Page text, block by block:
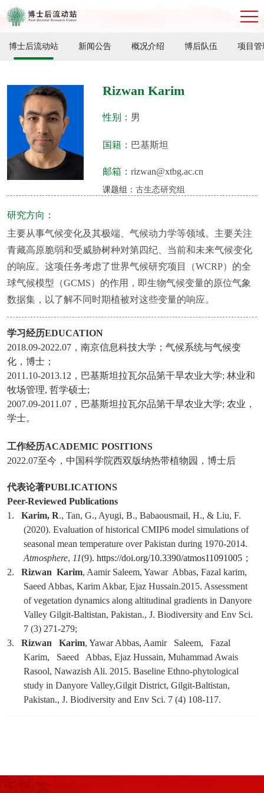
博士后流动站 新闻公告 概况介绍 博后队伍 项目管
Rizwan Karim
性别： 男
国籍： 巴基斯坦
邮箱： rizwan@xtbg.ac.cn
课题组： 古生态研究组
研究方向：
主要从事气候变化及其极端、气候动力学等领域。主要关注
青藏高原脆弱和受威胁树种对第四纪、当前和未来气候变化
的响应。这项任务考虑了世界气候研究项目（WCRP）的全
球气候模型（GCMS）的作用，即生物气候变量的原位气象
数据集，以了解不同时期植被对这些变量的响应。
学习经历EDUCATION
2018.09-2022.07 ，南京信息科技大学；气候系统与气候变
化，博士；
2011.10-2013.12 ，巴基斯坦拉瓦尔品第干旱农业大学; 林业和
牧场管理, 哲学硕士;
2007.09-2011.07 ，巴基斯坦拉瓦尔品第干旱农业大学; 农业，
学士。
工作经历ACADEMIC POSITIONS
2022.07至今，中国科学院西双版纳热带植物园，博士后
代表论著PUBLICATIONS
Peer-Reviewed Publications
1.
Karim, R., Tan, G., Ayugi, B., Babaousmail, H., & Liu, F.
(2020). Evaluation of historical CMIP6 model simulations of
seasonal mean temperature over Pakistan during 1970-2014.
Atmosphere, 11(9). https://doi.org/10.3390/atmos11091005 ；
2.
Rizwan Karim, Aamir Saleem, Yawar Abbas, Fazal karim,
Saeed Abbas, Karim Akbar, Ejaz Hussain.2015. Assessment
of vegetation dynamics along altitudinal gradients in Danyore
Valley Gilgit-Baltistan, Pakistan., J. Biodiversity and Env Sci.
7 (3) 271-279;
3.
Rizwan Karim, Yawar Abbas, Aamir Saleem, Fazal
Karim, Saeed Abbas, Ejaz Hussain, Muhammad Awais
Rasool, Nawazish Ali. 2015. Baseline Ethno-phytological
study in Danyore Valley,Gilgit District, Gilgit-Baltistan,
Pakistan., J. Biodiversity and Env Sci. 7 (4) 108-117.